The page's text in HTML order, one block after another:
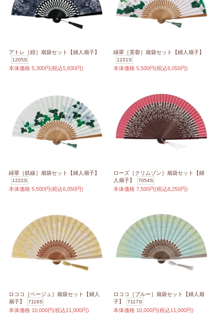
アトレ［紺］扇袋セット【婦人扇子】
1205S
本体価格 5,300円(税込5,830円)
緑翠［芙蓉］扇袋セット【婦人扇子】
1221S
本体価格 5,500円(税込6,050円)
緑翠［鉄線］扇袋セット【婦人扇子】
1222S
本体価格 5,500円(税込6,050円)
ローズ［クリムゾン］扇袋セット【婦
人扇子】
7054S
本体価格 7,500円(税込8,250円)
ロココ［ベージュ］扇袋セット【婦人
扇子】
7116S
本体価格 10,000円(税込11,000円)
ロココ［ブルー］扇袋セット【婦人扇
子】
7117S
本体価格 10,000円(税込11,000円)